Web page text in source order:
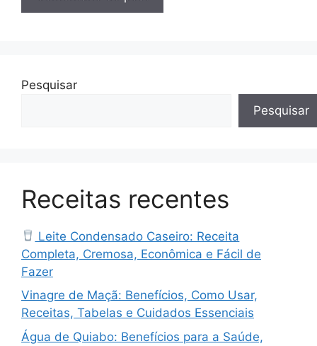
Pesquisar
Pesquisar
Receitas recentes
Leite Condensado Caseiro: Receita
Completa, Cremosa, Econômica e Fácil de
Fazer
Vinagre de Maçã: Benefícios, Como Usar,
Receitas, Tabelas e Cuidados Essenciais
Água de Quiabo: Benefícios para a Saúde,